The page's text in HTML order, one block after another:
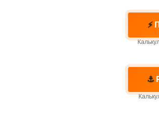
⚡
⚓